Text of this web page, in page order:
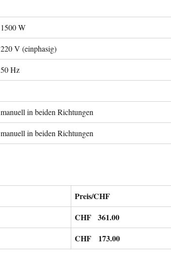
1500 W
220 V (einphasig)
50 Hz
manuell in beiden Richtungen
manuell in beiden Richtungen
Preis/CHF
CHF 361.00
CHF 173.00